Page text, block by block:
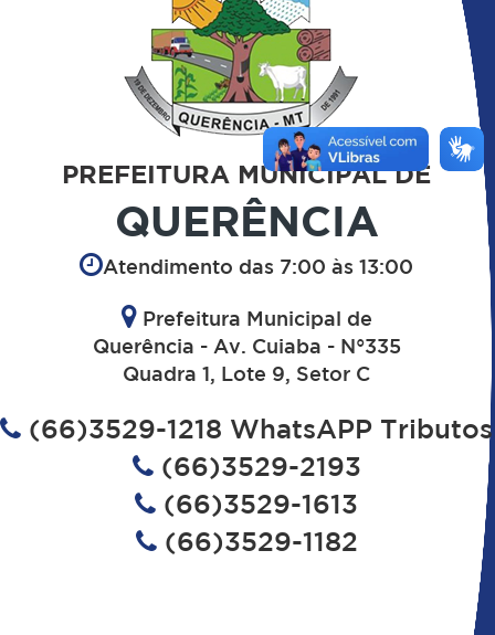
PREFEITURA MUNICIPAL DE
QUERÊNCIA
Atendimento das 7:00 às 13:00
Prefeitura Municipal de
Querência - Av. Cuiaba - N°335
Quadra 1, Lote 9, Setor C
(66)3529-1218 WhatsAPP Tributos
(66)3529-2193
(66)3529-1613
(66)3529-1182